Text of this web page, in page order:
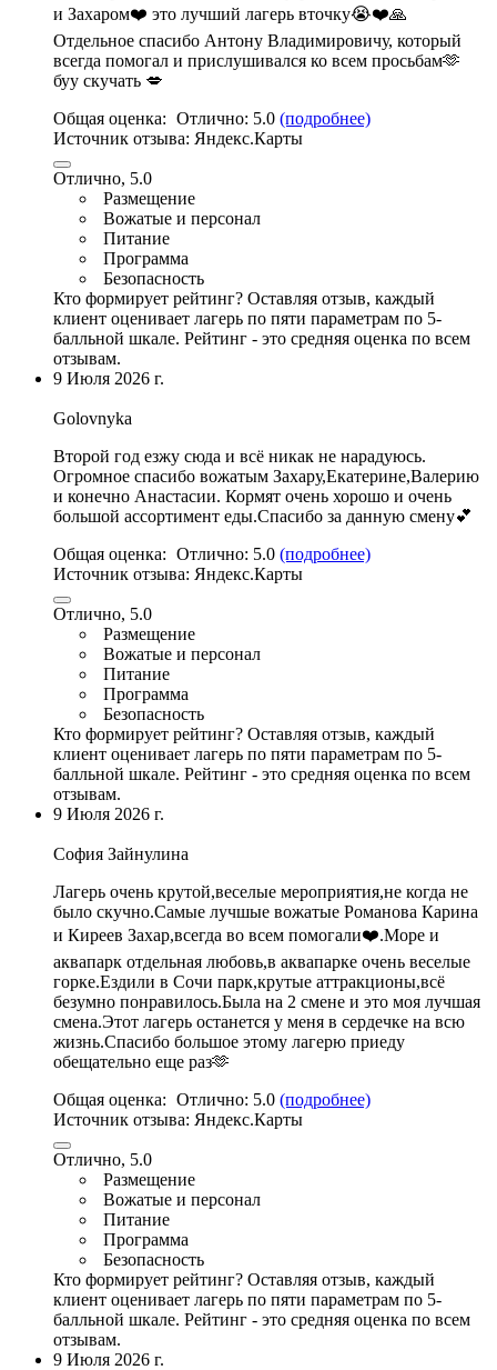
и Захаром❤️ это лучший лагерь вточку😭❤️🙏
Отдельное спасибо Антону Владимировичу, который
всегда помогал и прислушивался ко всем просьбам🫶
буу скучать 💋
Общая оценка: Отлично: 5.0 (подробнее)
Источник отзыва: Яндекс.Карты
Отлично, 5.0
Размещение
Вожатые и персонал
Питание
Программа
Безопасность
Кто формирует рейтинг? Оставляя отзыв, каждый
клиент оценивает лагерь по пяти параметрам по 5-
балльной шкале. Рейтинг - это средняя оценка по всем
отзывам.
9 Июля 2026 г.
Golovnyka
Второй год езжу сюда и всё никак не нарадуюсь.
Огромное спасибо вожатым Захару,Екатерине,Валерию
и конечно Анастасии. Кормят очень хорошо и очень
большой ассортимент еды.Спасибо за данную смену💕
Общая оценка: Отлично: 5.0 (подробнее)
Источник отзыва: Яндекс.Карты
Отлично, 5.0
Размещение
Вожатые и персонал
Питание
Программа
Безопасность
Кто формирует рейтинг? Оставляя отзыв, каждый
клиент оценивает лагерь по пяти параметрам по 5-
балльной шкале. Рейтинг - это средняя оценка по всем
отзывам.
9 Июля 2026 г.
София Зайнулина
Лагерь очень крутой,веселые мероприятия,не когда не
было скучно.Самые лучшые вожатые Романова Карина
и Киреев Захар,всегда во всем помогали❤️.Море и
аквапарк отдельная любовь,в аквапарке очень веселые
горке.Ездили в Сочи парк,крутые аттракционы,всё
безумно понравилось.Была на 2 смене и это моя лучшая
смена.Этот лагерь останется у меня в сердечке на всю
жизнь.Спасибо большое этому лагерю приеду
обещательно еще раз🫶
Общая оценка: Отлично: 5.0 (подробнее)
Источник отзыва: Яндекс.Карты
Отлично, 5.0
Размещение
Вожатые и персонал
Питание
Программа
Безопасность
Кто формирует рейтинг? Оставляя отзыв, каждый
клиент оценивает лагерь по пяти параметрам по 5-
балльной шкале. Рейтинг - это средняя оценка по всем
отзывам.
9 Июля 2026 г.